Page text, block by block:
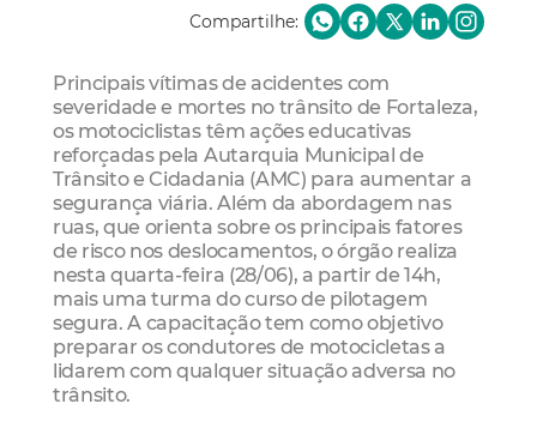
Compartilhe:
Principais vítimas de acidentes com
severidade e mortes no trânsito de Fortaleza,
os motociclistas têm ações educativas
reforçadas pela Autarquia Municipal de
Trânsito e Cidadania (AMC) para aumentar a
segurança viária. Além da abordagem nas
ruas, que orienta sobre os principais fatores
de risco nos deslocamentos, o órgão realiza
nesta quarta-feira (28/06), a partir de 14h,
mais uma turma do curso de pilotagem
segura. A capacitação tem como objetivo
preparar os condutores de motocicletas a
lidarem com qualquer situação adversa no
trânsito.